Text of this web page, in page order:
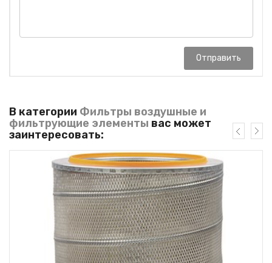
Отправить
В категории Фильтры воздушные и
фильтрующие элементы вас может
заинтересовать: